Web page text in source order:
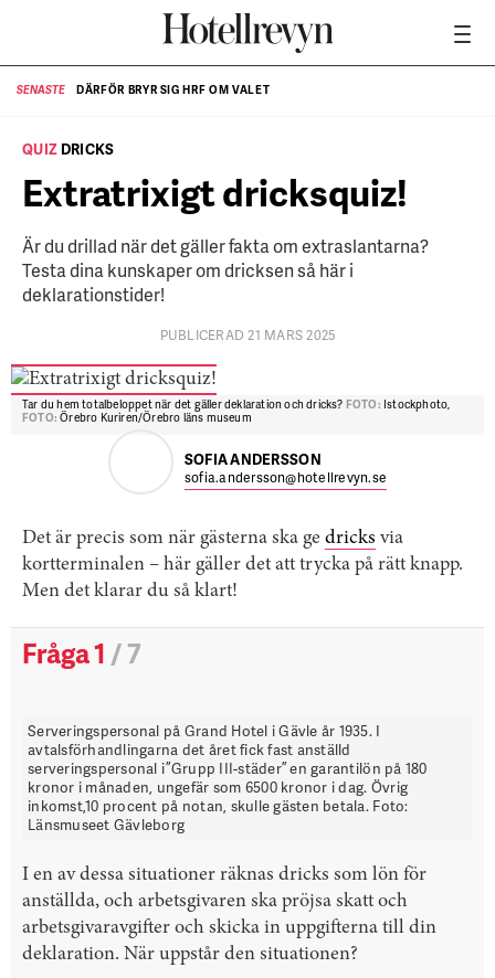
SENASTE DÄRFÖR BRYR SIG HRF OM VALET
QUIZ DRICKS
Extratrixigt dricksquiz!
Är du drillad när det gäller fakta om extraslantarna?
Testa dina kunskaper om dricksen så här i
deklarationstider!
PUBLICERAD 21 MARS 2025
Tar du hem totalbeloppet när det gäller deklaration och dricks? FOTO: Istockphoto,
FOTO: Örebro Kuriren/Örebro läns museum
SOFIA ANDERSSON
sofia.andersson@hotellrevyn.se
Det är precis som när gästerna ska ge dricks via
kortterminalen – här gäller det att trycka på rätt knapp.
Men det klarar du så klart!
Fråga 1 / 7
Serveringspersonal på Grand Hotel i Gävle år 1935. I
avtalsförhandlingarna det året fick fast anställd
serveringspersonal i ”Grupp III-städer” en garantilön på 180
kronor i månaden, ungefär som 6500 kronor i dag. Övrig
inkomst,10 procent på notan, skulle gästen betala. Foto:
Länsmuseet Gävleborg
I en av dessa situationer räknas dricks som lön för
anställda, och arbetsgivaren ska pröjsa skatt och
arbetsgivaravgifter och skicka in uppgifterna till din
deklaration. När uppstår den situationen?